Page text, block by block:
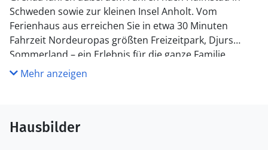
Schweden sowie zur kleinen Insel Anholt. Vom
Ferienhaus aus erreichen Sie in etwa 30 Minuten
Fahrzeit Nordeuropas größten Freizeitpark, Djurs
Sommerland – ein Erlebnis für die ganze Familie.
Mehr anzeigen
Hausbilder